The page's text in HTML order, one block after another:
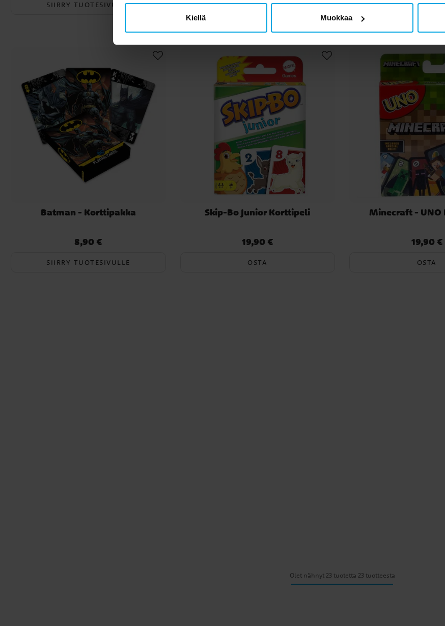
Kiellä Muokkaa
SIIRRY TUOTESIVULLE OSTA OSTA
Batman - Korttipakka
Hinta:8,90 €
8,90 €
SIIRRY TUOTESIVULLE
Skip-Bo Junior Korttipeli
Hinta:19,90 €
19,90 €
OSTA
Minecraft -
Hinta:19,90
19,90 €
OSTA
Olet nähnyt 23 tuotetta 23 tuotteesta